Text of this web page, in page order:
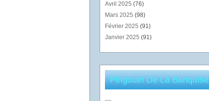
Avril 2025 (76)
Mars 2025 (98)
Février 2025 (91)
Janvier 2025 (91)
Pingouin De La Banquise